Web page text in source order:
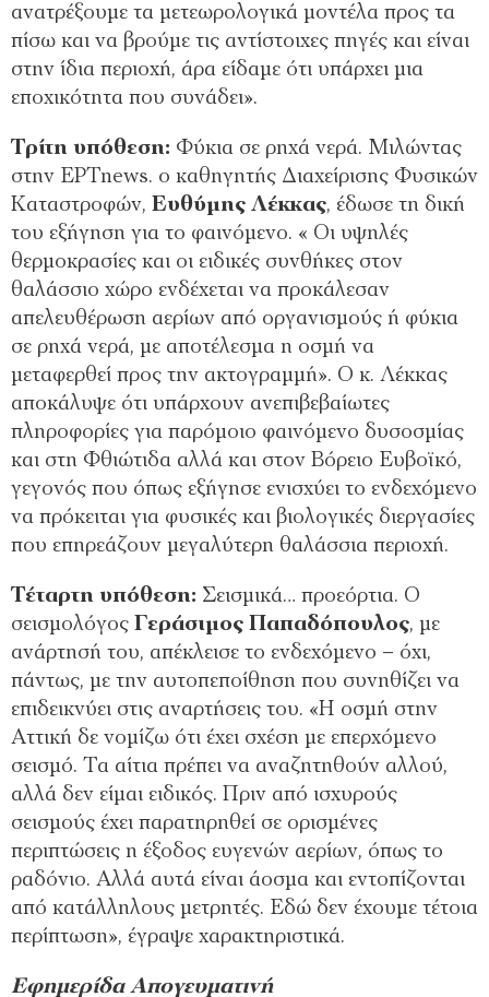
ανατρέξουμε τα μετεωρολογικά μοντέλα προς τα
πίσω και να βρούμε τις αντίστοιχες πηγές και είναι
στην ίδια περιοχή, άρα είδαμε ότι υπάρχει μια
εποχικότητα που συνάδει».
Τρίτη υπόθεση: Φύκια σε ρηχά νερά. Μιλώντας
στην EΡTnews. ο καθηγητής Διαχείρισης Φυσικών
Καταστροφών, Ευθύμης Λέκκας, έδωσε τη δική
του εξήγηση για το φαινόμενο. « Οι υψηλές
θερμοκρασίες και οι ειδικές συνθήκες στον
θαλάσσιο χώρο ενδέχεται να προκάλεσαν
απελευθέρωση αερίων από οργανισμούς ή φύκια
σε ρηχά νερά, με αποτέλεσμα η οσμή να
μεταφερθεί προς την ακτογραμμή». Ο κ. Λέκκας
αποκάλυψε ότι υπάρχουν ανεπιβεβαίωτες
πληροφορίες για παρόμοιο φαινόμενο δυσοσμίας
και στη Φθιώτιδα αλλά και στον Βόρειο Ευβοϊκό,
γεγονός που όπως εξήγησε ενισχύει το ενδεχόμενο
να πρόκειται για φυσικές και βιολογικές διεργασίες
που επηρεάζουν μεγαλύτερη θαλάσσια περιοχή.
Τέταρτη υπόθεση: Σεισμικά… προεόρτια. Ο
σεισμολόγος Γεράσιμος Παπαδόπουλος, με
ανάρτησή του, απέκλεισε το ενδεχόμενο – όχι,
πάντως, με την αυτοπεποίθηση που συνηθίζει να
επιδεικνύει στις αναρτήσεις του. «Η οσμή στην
Αττική δε νομίζω ότι έχει σχέση με επερχόμενο
σεισμό. Τα αίτια πρέπει να αναζητηθούν αλλού,
αλλά δεν είμαι ειδικός. Πριν από ισχυρούς
σεισμούς έχει παρατηρηθεί σε ορισμένες
περιπτώσεις η έξοδος ευγενών αερίων, όπως το
ραδόνιο. Αλλά αυτά είναι άοσμα και εντοπίζονται
από κατάλληλους μετρητές. Εδώ δεν έχουμε τέτοια
περίπτωση», έγραψε χαρακτηριστικά.
Εφημερίδα Απογευματινή